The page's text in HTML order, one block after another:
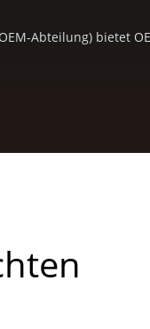
Abteilung) bietet